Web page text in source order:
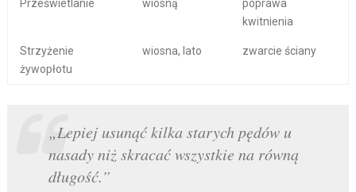
Prześwietlanie wiosną
poprawa
kwitnienia
Strzyżenie
żywopłotu
wiosna, lato zwarcie ściany
„Lepiej usunąć kilka starych pędów u
nasady niż skracać wszystkie na równą
długość.”